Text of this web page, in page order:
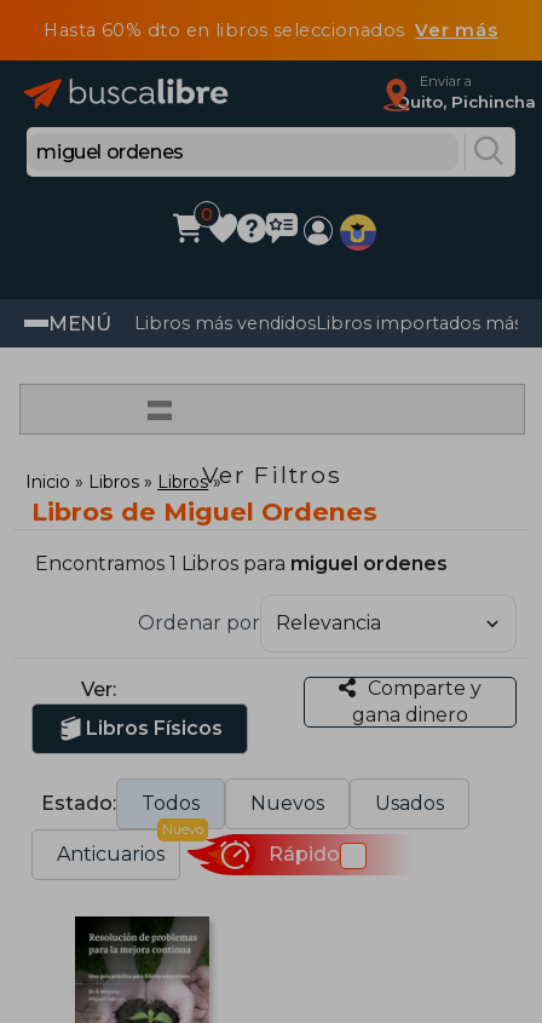
Hasta 60% dto en libros seleccionadosVer más
Enviar a
Quito, Pichincha
0
MENÚ Libros más vendidosLibros importados más
=
Ver Filtros
Inicio Libros Libros
Libros de Miguel Ordenes
Encontramos 1 Libros para miguel ordenes
Ordenar por
Ver:
Libros Físicos
Comparte y
gana dinero
Estado: Todos Nuevos Usados
Anticuarios
Nuevo
Rápido